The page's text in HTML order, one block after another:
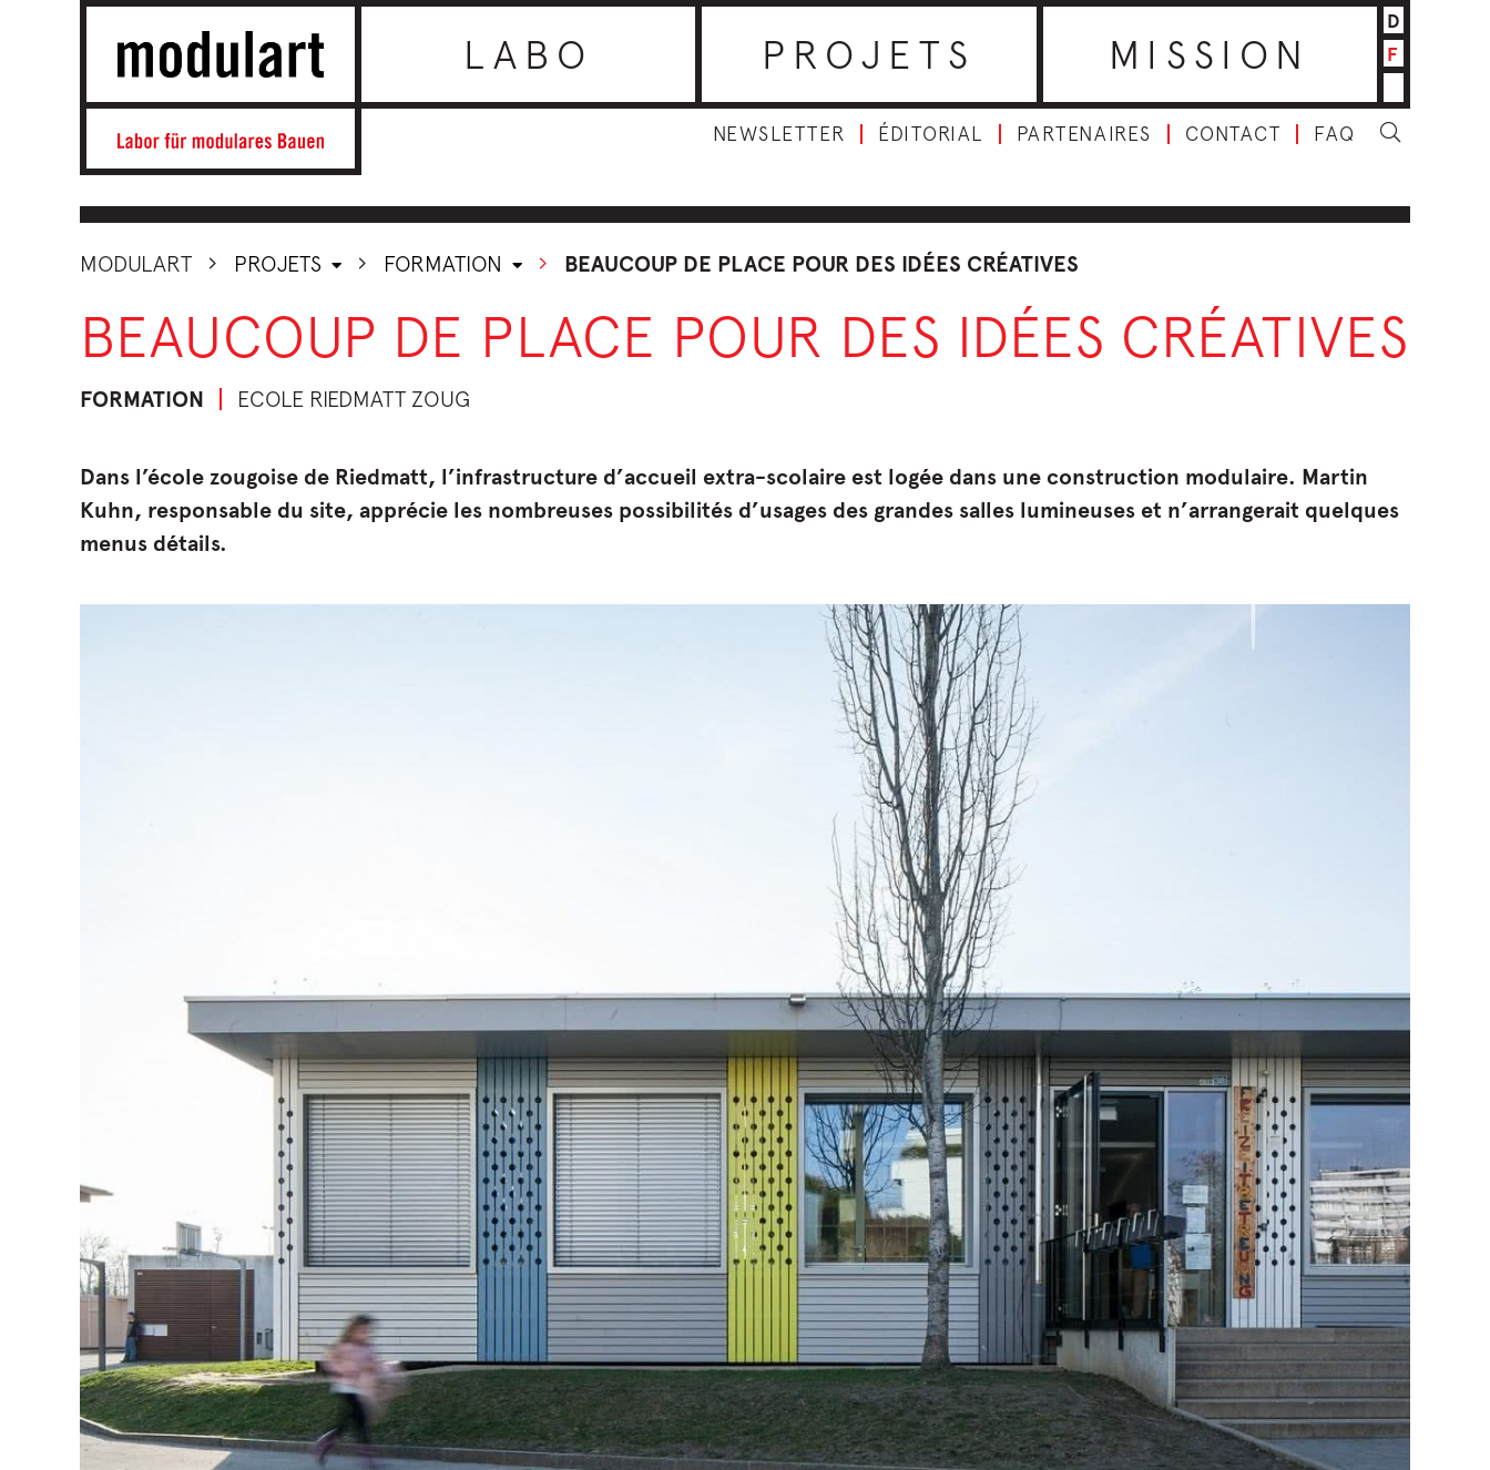
LABO PROJETS MISSION
D
F
NEWSLETTER ÉDITORIAL PARTENAIRES CONTACT FAQ
MODULART PROJETS FORMATION BEAUCOUP DE PLACE POUR DES IDÉES CRÉATIVES
BEAUCOUP DE PLACE POUR DES IDÉES CRÉATIVES
FORMATION ECOLE RIEDMATT ZOUG
Dans l’école zougoise de Riedmatt, l’infrastructure d’accueil extra-scolaire est logée dans une construction modulaire. Martin
Kuhn, responsable du site, apprécie les nombreuses possibilités d’usages des grandes salles lumineuses et n’arrangerait quelques
menus détails.